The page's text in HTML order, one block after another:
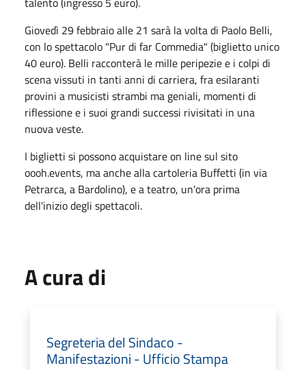
Giovedì 29 febbraio alle 21 sarà la volta di Paolo Belli,
con lo spettacolo "Pur di far Commedia" (biglietto unico
40 euro). Belli racconterà le mille peripezie e i colpi di
scena vissuti in tanti anni di carriera, fra esilaranti
provini a musicisti strambi ma geniali, momenti di
riflessione e i suoi grandi successi rivisitati in una
nuova veste.
I biglietti si possono acquistare on line sul sito
oooh.events, ma anche alla cartoleria Buffetti (in via
Petrarca, a Bardolino), e a teatro, un'ora prima
dell'inizio degli spettacoli.
A cura di
Segreteria del Sindaco -
Manifestazioni - Ufficio Stampa